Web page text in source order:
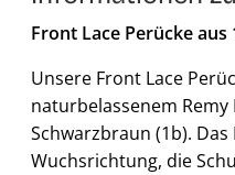
Front Lace Perücke aus
Unsere Front Lace
naturbelassenem
Schwarzbraun (1b).
Wuchsrichtung, die